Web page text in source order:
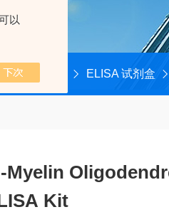
以
心 ELISA 试剂盒
Myelin
Kit